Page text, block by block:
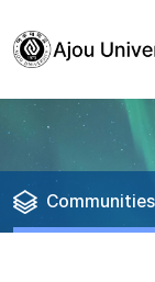
Communities